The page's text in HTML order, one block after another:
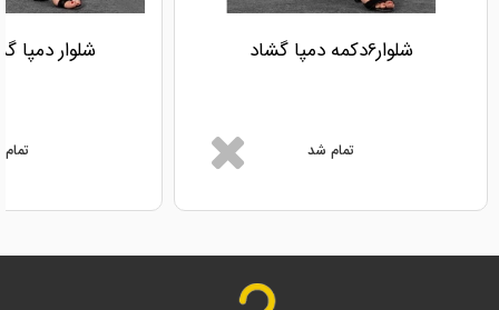
شلوار6دکمه دمپا گشاد
تمام شد
شلوار دمپا